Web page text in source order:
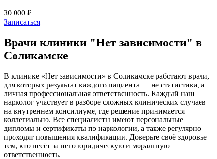
30 000 ₽
Записаться
Врачи клиники "Нет зависимости" в
Соликамске
В клинике «Нет зависимости» в Соликамске работают врачи,
для которых результат каждого пациента — не статистика, а
личная профессиональная ответственность. Каждый наш
нарколог участвует в разборе сложных клинических случаев
на внутреннем консилиуме, где решение принимается
коллегиально. Все специалисты имеют персональные
дипломы и сертификаты по наркологии, а также регулярно
проходят повышения квалификации. Доверьте своё здоровье
тем, кто несёт за него юридическую и моральную
ответственность.